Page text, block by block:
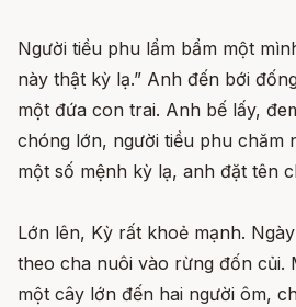
Người tiều phu lẩm bẩm một
này thật kỳ lạ.” Anh đến bới
một đứa con trai. Anh bế lấy,
chóng lớn, người tiều phu chăm
một số mệnh kỳ lạ, anh đặt tên
Lớn lên, Kỳ rất khoẻ mạnh.
theo cha nuôi vào rừng đốn củi.
một cây lớn đến hai người ôm,